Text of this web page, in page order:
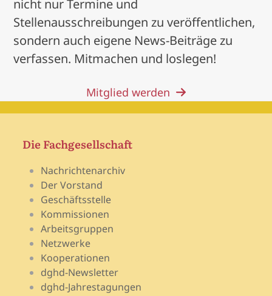
nicht nur Termine und
Stellenausschreibungen zu veröffentlichen,
sondern auch eigene News-Beiträge zu
verfassen. Mitmachen und loslegen!
Mitglied werden
Die Fachgesellschaft
Nachrichtenarchiv
Der Vorstand
Geschäftsstelle
Kommissionen
Arbeitsgruppen
Netzwerke
Kooperationen
dghd-Newsletter
dghd-Jahrestagungen